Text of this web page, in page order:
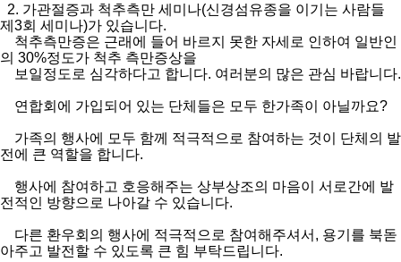
2. 가관절증과 척추측만 세미나(신경섬유종을 이기는 사람들
제3회 세미나)가 있습니다.
척추측만증은 근래에 들어 바르지 못한 자세로 인하여 일반인
의 30%정도가 척추 측만증상을
보일정도로 심각하다고 합니다. 여러분의 많은 관심 바랍니다.
연합회에 가입되어 있는 단체들은 모두 한가족이 아닐까요?
가족의 행사에 모두 함께 적극적으로 참여하는 것이 단체의 발
전에 큰 역할을 합니다.
행사에 참여하고 호응해주는 상부상조의 마음이 서로간에 발
전적인 방향으로 나아갈 수 있습니다.
다른 환우회의 행사에 적극적으로 참여해주셔서, 용기를 북돋
아주고 발전할 수 있도록 큰 힘 부탁드립니다.